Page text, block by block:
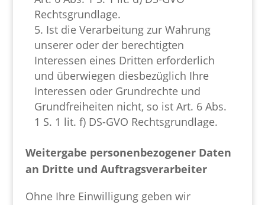
Rechtsgrundlage.
Ist die Verarbeitung zur Wahrung
unserer oder der berechtigten
Interessen eines Dritten erforderlich
und überwiegen diesbezüglich Ihre
Interessen oder Grundrechte und
Grundfreiheiten nicht, so ist Art. 6 Abs.
1 S. 1 lit. f) DS-GVO Rechtsgrundlage.
Weitergabe personenbezogener Daten
an Dritte und Auftragsverarbeiter
Ohne Ihre Einwilligung geben wir